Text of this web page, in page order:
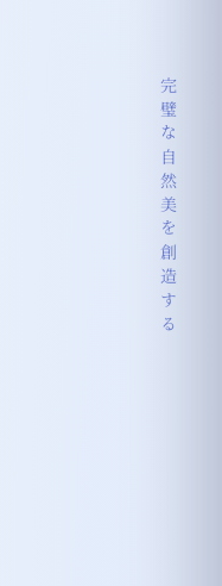
完璧な自然美を創造する